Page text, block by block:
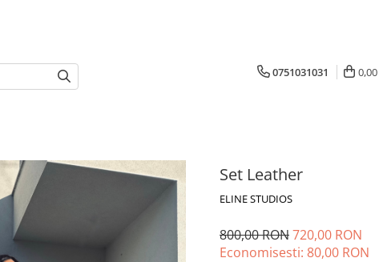
0751031031 0,00
Set Leather
ELINE STUDIOS
800,00 RON720,00 RON
Economisesti: 80,00 RON